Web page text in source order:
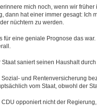
erinnere mich noch, wenn wir
dann hat einer immer gesagt: Ich
nüchtern zu werden.
für eine geniale Prognose das
Staat saniert seinen Haushalt
Sozial- und Rentenversicherung
vom Staat, obwohl der
CDU opponiert nicht der